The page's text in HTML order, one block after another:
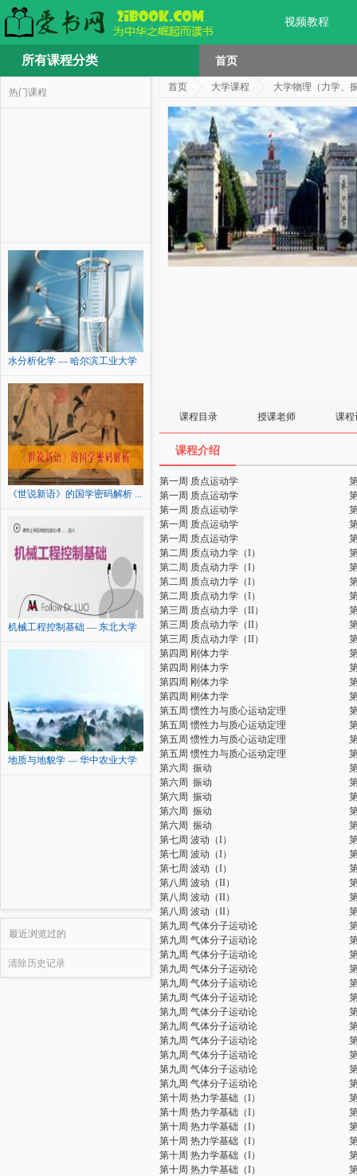
视频教程
所有课程分类 首页
热门课程
水分析化学 — 哈尔滨工业大学
《世说新语》的国学密码解析 ...
机械工程控制基础 — 东北大学
地质与地貌学 — 华中农业大学
最近浏览过的
清除历史记录
首页 大学课程 大学物理（力学、
课程目录 授课老师 课程
课程介绍
第一周 质点运动学
第一周 质点运动学
第一周 质点运动学
第一周 质点运动学
第一周 质点运动学
第二周 质点动力学（I）
第二周 质点动力学（I）
第二周 质点动力学（I）
第二周 质点动力学（I）
第三周 质点动力学（II）
第三周 质点动力学（II）
第三周 质点动力学（II）
第四周 刚体力学
第四周 刚体力学
第四周 刚体力学
第四周 刚体力学
第五周 惯性力与质心运动定理
第五周 惯性力与质心运动定理
第五周 惯性力与质心运动定理
第五周 惯性力与质心运动定理
第六周 振动
第六周 振动
第六周 振动
第六周 振动
第六周 振动
第七周 波动（I）
第七周 波动（I）
第七周 波动（I）
第八周 波动（II）
第八周 波动（II）
第八周 波动（II）
第九周 气体分子运动论
第九周 气体分子运动论
第九周 气体分子运动论
第九周 气体分子运动论
第九周 气体分子运动论
第九周 气体分子运动论
第九周 气体分子运动论
第九周 气体分子运动论
第九周 气体分子运动论
第九周 气体分子运动论
第九周 气体分子运动论
第九周 气体分子运动论
第十周 热力学基础（I）
第十周 热力学基础（I）
第十周 热力学基础（I）
第十周 热力学基础（I）
第十周 热力学基础（I）
第十周 热力学基础（I）